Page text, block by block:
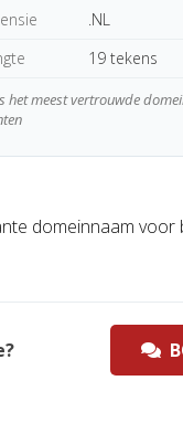
.NL
19 tekens
het meest vertrouwde
domeinnaam voor